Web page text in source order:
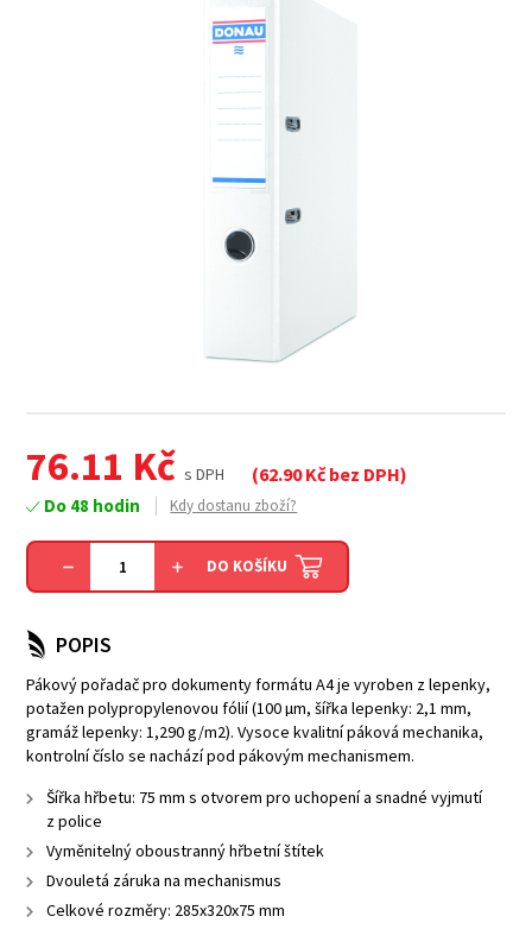
76.11 Kčs DPH (62.90Kč bez DPH)
Do 48 hodin Kdy dostanu zboží?
DO KOŠÍKU
POPIS
Pákový pořadač pro dokumenty formátu A4 je vyroben z lepenky,
potažen polypropylenovou fólií (100 µm, šířka lepenky: 2,1 mm,
gramáž lepenky: 1,290 g/m2). Vysoce kvalitní páková mechanika,
kontrolní číslo se nachází pod pákovým mechanismem.
Šířka hřbetu: 75 mm s otvorem pro uchopení a snadné vyjmutí
z police
Vyměnitelný oboustranný hřbetní štítek
Dvouletá záruka na mechanismus
Celkové rozměry: 285x320x75 mm